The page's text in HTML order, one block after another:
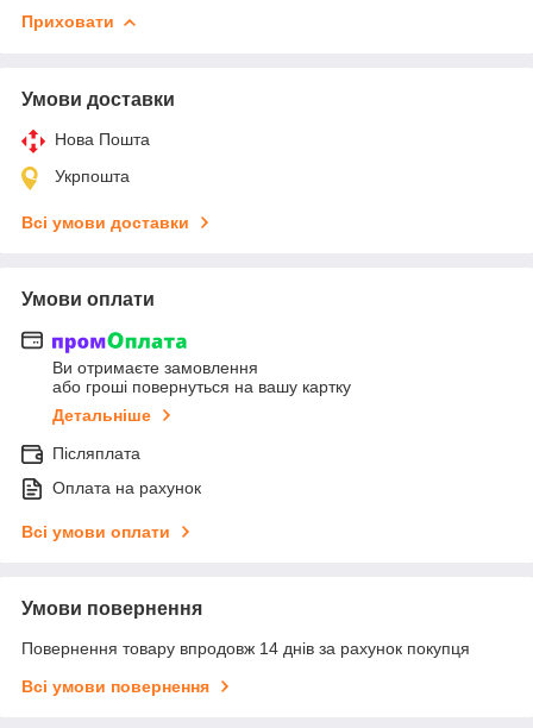
Приховати
Умови доставки
Нова Пошта
Укрпошта
Всі умови доставки
Умови оплати
Ви отримаєте замовлення
або гроші повернуться на вашу картку
Детальніше
Післяплата
Оплата на рахунок
Всі умови оплати
Умови повернення
Повернення товару впродовж 14 днів за рахунок покупця
Всі умови повернення